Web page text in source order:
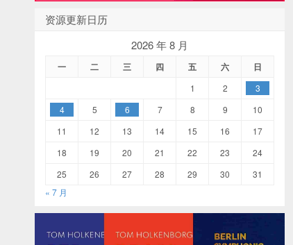
资源更新日历
2026 年 8 月
一 二 三 四 五 六 日
1 2
3
4
5 6 7 8 9
10
11
12 13 14 15 16
17
18
19 20 21 22 23
24
25
26 27 28 29 30
31
« 7 月